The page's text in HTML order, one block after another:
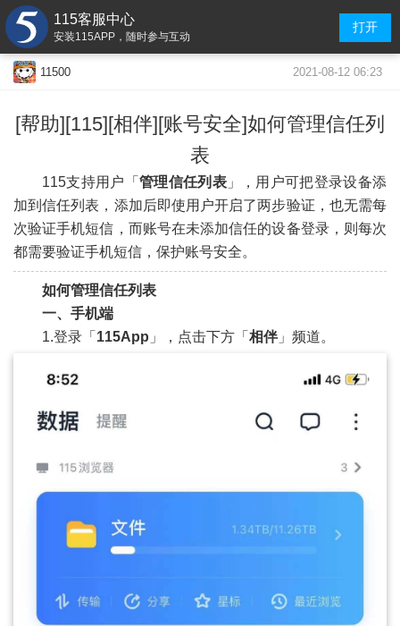
115客服中心
安装115APP，随时参与互动
打开
11500 2021-08-12 06:23
[帮助][115][相伴][账号安全]如何管理信任列
表
115支持用户「 管理信任列表」，用户可把登录设备添
加到信任列表，添加后即使用户开启了两步验证，也无需每
次验证手机短信，而账号在未添加信任的设备登录，则每次
都需要验证手机短信，保护账号安全。
如何管理信任列表
一、手机端
1.登录「 115App 」，点击下方「 相伴 」频道。